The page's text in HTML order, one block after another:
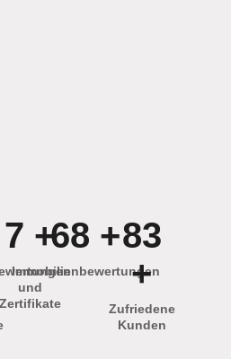
12 +
und
Zertifikate
109 +
Immobilienbewertungen
133
+
Zufriedene
Kunden